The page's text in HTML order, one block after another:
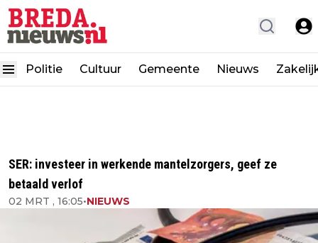
Politie Cultuur Gemeente Nieuws
SER: investeer in werkende mantelzorgers, geef ze
betaald verlof
02 MRT , 16:05•NIEUWS